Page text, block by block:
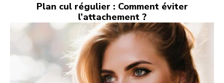
Plan cul régulier : Comment éviter
l’attachement ?